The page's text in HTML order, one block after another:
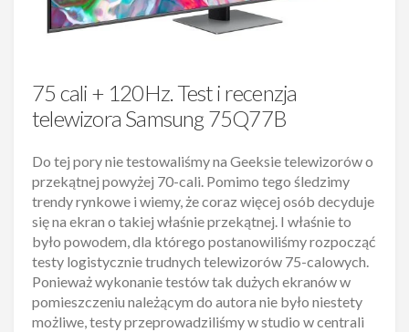
75 cali + 120Hz. Test i recenzja
telewizora Samsung 75Q77B
Do tej pory nie testowaliśmy na Geeksie telewizorów o
przekątnej powyżej 70-cali. Pomimo tego śledzimy
trendy rynkowe i wiemy, że coraz więcej osób decyduje
się na ekran o takiej właśnie przekątnej. I właśnie to
było powodem, dla którego postanowiliśmy rozpocząć
testy logistycznie trudnych telewizorów 75-calowych.
Ponieważ wykonanie testów tak dużych ekranów w
pomieszczeniu należącym do autora nie było niestety
możliwe, testy przeprowadziliśmy w studio w centrali